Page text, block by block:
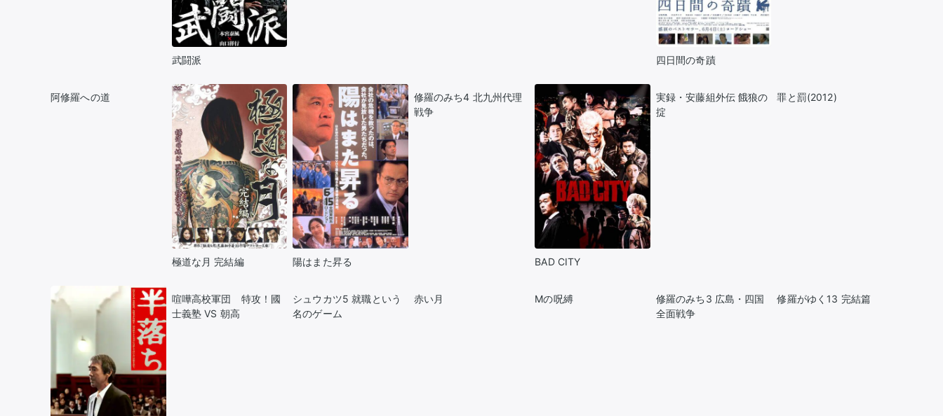
武闘派 四日間の奇蹟
阿修羅への道
極道な月 完結編 陽はまた昇る
修羅のみち4 北九州代理
戦争
BAD CITY
実録・安藤組外伝 餓狼の
掟
罪と罰(2012)
喧嘩高校軍団 特攻！國
士義塾 VS 朝高
シュウカツ5 就職という
名のゲーム
赤い月 Mの呪縛
修羅のみち3 広島・四国
全面戦争
修羅がゆく13 完結篇